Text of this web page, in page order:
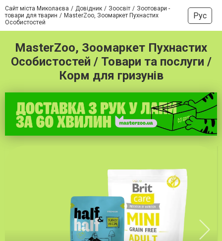
Сайт міста Миколаєва Довідник Зоосвіт
Зоотовари -
товари для тварин
MasterZoo, Зоомаркет Пухнастих
Особистостей
Рус
MasterZoo, Зоомаркет Пухнастих
Особистостей / Товари та послуги /
Корм для гризунів